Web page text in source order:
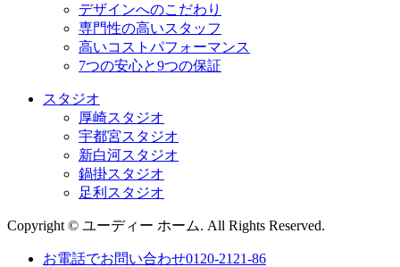
デザインへのこだわり
専⾨性の高いスタッフ
高いコストパフォーマンス
7つの安⼼と9つの保証
スタジオ
厚崎スタジオ
宇都宮スタジオ
新白河スタジオ
鍋掛スタジオ
足利スタジオ
Copyright © ユーディー ホーム. All Rights Reserved.
お電話でお問い合わせ0120-2121-86